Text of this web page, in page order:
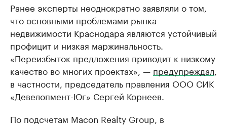
Ранее эксперты неоднократно заявляли о том,
что основными проблемами рынка
недвижимости Краснодара являются устойчивый
профицит и низкая маржинальность.
«Переизбыток предложения приводит к низкому
качество во многих проектах», — предупреждал
в частности, председатель правления ООО СИК
«Девелопмент-Юг» Сергей Корнеев.
По подсчетам Macon Realty Group, в